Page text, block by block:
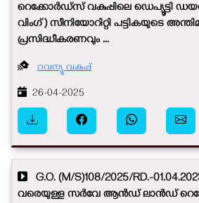
റെക്കോർഡ്സ് വകുപ്പിലെ ഡെപ്യൂട്ടി
വിംഗ്) സീനിയോറിറ്റി പട്ടികയുടെ
പ്രസിദ്ധീകരണവും ...
റവന്യൂ വകുപ്പ്
26-04-2025
G.O. (M/S)108/2025/RD.-
വരെയുള്ള സർവേ ആൻഡ് ലാൻഡ്